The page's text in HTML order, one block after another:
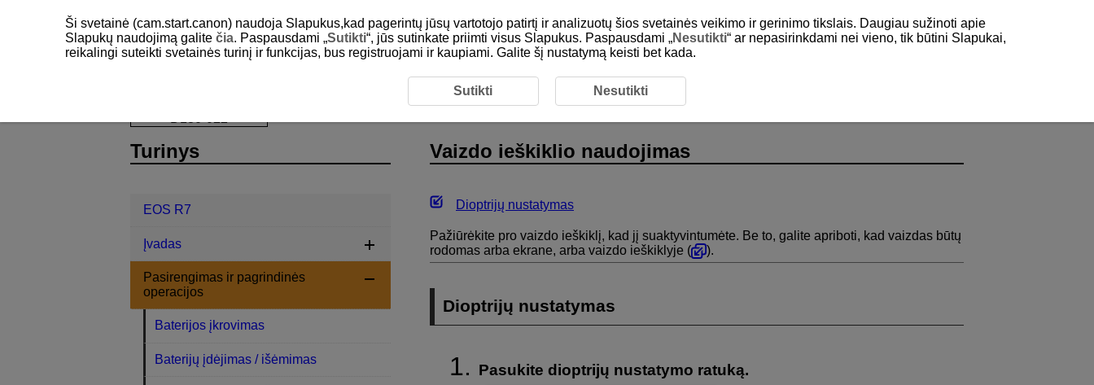
Pasirengimas ir pagrindinės operacijos Vaizdo ieškiklio naudojimas
Vaizdo ieškiklio naudojimas
Dioptrijų nustatymas
Pažiūrėkite pro vaizdo ieškiklį, kad jį suaktyvintumėte. Be to, galite apriboti, kad vaizdas būtų
rodomas arba ekrane, arba vaizdo ieškiklyje (
).
Dioptrijų nustatymas
Pasukite dioptrijų nustatymo ratuką.
Turinys
EOS R7
Įvadas
Pasirengimas ir pagrindinės
operacijos
Baterijos įkrovimas
Baterijų įdėjimas / išėmimas
Ši svetainė (cam.start.canon) naudoja Slapukus,kad pagerintų jūsų vartotojo patirtį ir analizuotų šios svetainės veikimo ir gerinimo tikslais. Daugiau sužinoti apie
Slapukų naudojimą galite čia. Paspausdami „Sutikti“, jūs sutinkate priimti visus Slapukus. Paspausdami „Nesutikti“ ar nepasirinkdami nei vieno, tik būtini Slapukai,
reikalingi suteikti svetainės turinį ir funkcijas, bus registruojami ir kaupiami. Galite šį nustatymą keisti bet kada.
Sutikti Nesutikti